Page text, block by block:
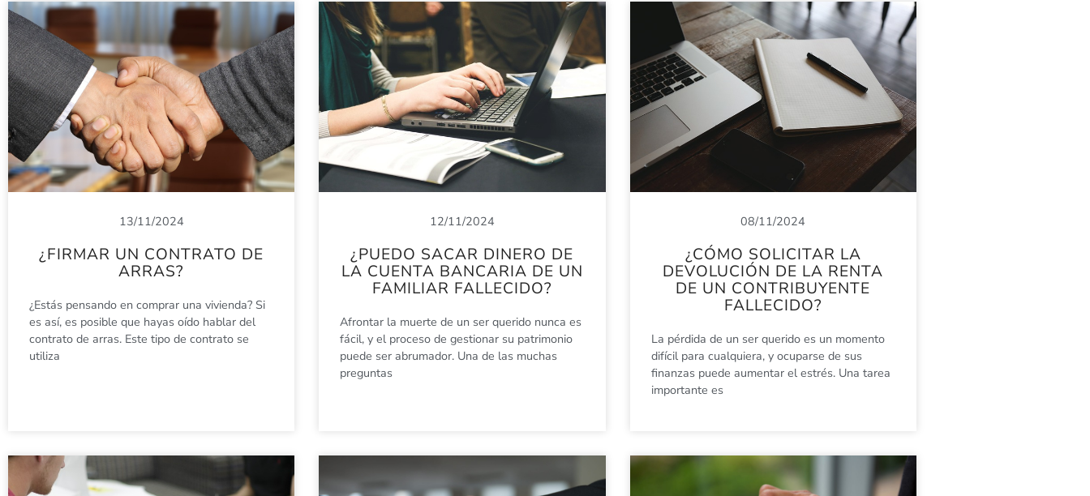
13/11/2024
¿FIRMAR UN CONTRATO DE
ARRAS?
¿Estás pensando en comprar una vivienda? Si
es así, es posible que hayas oído hablar del
contrato de arras. Este tipo de contrato se
utiliza
12/11/2024
¿PUEDO SACAR DINERO DE
LA CUENTA BANCARIA DE UN
FAMILIAR FALLECIDO?
Afrontar la muerte de un ser querido nunca es
fácil, y el proceso de gestionar su patrimonio
puede ser abrumador. Una de las muchas
preguntas
08/11/2024
¿CÓMO SOLICITAR LA
DEVOLUCIÓN DE LA RENTA
DE UN CONTRIBUYENTE
FALLECIDO?
La pérdida de un ser querido es un momento
difícil para cualquiera, y ocuparse de sus
finanzas puede aumentar el estrés. Una tarea
importante es